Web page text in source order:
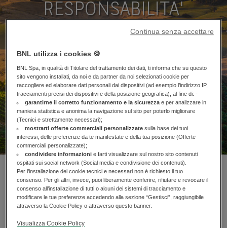
RESPONSABILITA'
AMBIENTALE
Il nostro impegno contro il cambiamento climatico
AGIAMO CONTRO IL
CAMBIAMENTO CLIMATICO
BNL utilizza i cookies 🍪
BNL Spa, in qualità di Titolare del trattamento dei dati, ti informa che su questo
sito vengono installati, da noi e da partner da noi selezionati cookie per
raccogliere ed elaborare dati personali dai dispositivi (ad esempio l’indirizzo IP,
tracciamenti precisi dei dispositivi e della posizione geografica), al fine di: -
garantirne il corretto funzionamento e la sicurezzae per analizzare in
maniera statistica e anonima la navigazione sul sito per poterlo migliorare
(Tecnici e strettamente necessari);
mostrarti offerte commerciali personalizzatesulla base dei tuoi
interessi, delle preferenze da te manifestate e della tua posizione (Offerte
commerciali personalizzate);
condividere informazionie farti visualizzare sul nostro sito contenuti
ospitati sui social network (Social media e condivisione dei contenuti).
Per l’installazione dei cookie tecnici e necessari non è richiesto il tuo
consenso. Per gli altri, invece, puoi liberamente conferire, rifiutare e revocare il
consenso all’installazione di tutti o alcuni dei sistemi di tracciamento e
modificare le tue preferenze accedendo alla sezione “Gestisci”, raggiungibile
attraverso la Cookie Policy o attraverso questo banner.
Visualizza Cookie Policy
Continua senza accettare